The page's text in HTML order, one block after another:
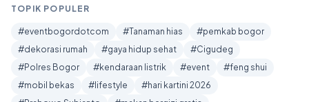
TOPIK POPULER
#eventbogordotcom #Tanaman hias
#pemkab bogor
#dekorasi rumah
#gaya hidup sehat
#Cigudeg
#Polres Bogor
#kendaraan listrik #event
#feng shui
#mobil bekas
#lifestyle
#hari kartini 2026